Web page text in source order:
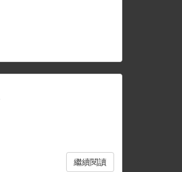
繼續閱讀